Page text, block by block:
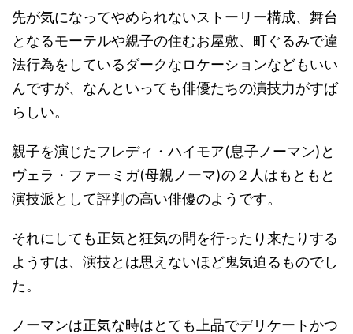
先が気になってやめられないストーリー構成、舞台
となるモーテルや親子の住むお屋敷、町ぐるみで違
法行為をしているダークなロケーションなどもいい
んですが、なんといっても俳優たちの演技力がすば
らしい。
親子を演じたフレディ・ハイモア(息子ノーマン)と
ヴェラ・ファーミガ(母親ノーマ)の２人はもともと
演技派として評判の高い俳優のようです。
それにしても正気と狂気の間を行ったり来たりする
ようすは、演技とは思えないほど鬼気迫るものでし
た。
ノーマンは正気な時はとても上品でデリケートかつ